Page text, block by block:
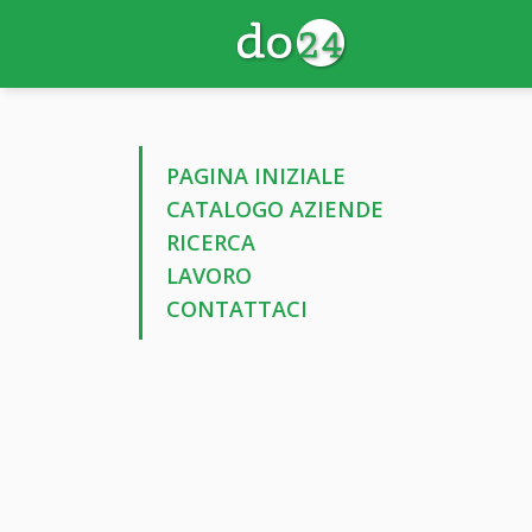
PAGINA INIZIALE
CATALOGO AZIENDE
RICERCA
LAVORO
CONTATTACI